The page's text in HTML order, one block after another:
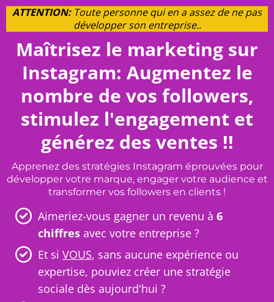
ATTENTION: Toute personne qui en a assez de ne pas
développer son entreprise..
Maîtrisez le marketing sur
Instagram: Augmentez le
nombre de vos followers,
stimulez l'engagement et
générez des ventes !!
Apprenez des stratégies Instagram éprouvées pour
développer votre marque, engager votre audience et
transformer vos followers en clients !
Aimeriez-vous gagner un revenu à 6
chiffres avec votre entreprise ?
Et si VOUS, sans aucune expérience ou
expertise, pouviez créer une stratégie
sociale dès aujourd'hui ?